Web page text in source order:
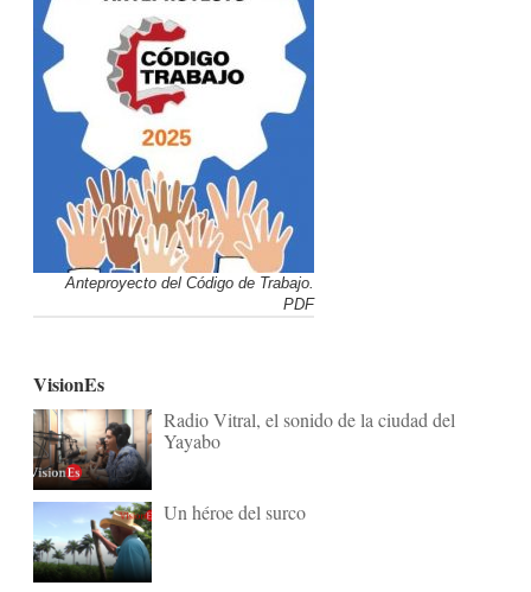
Anteproyecto del Código de Trabajo.
PDF
VisionEs
Radio Vitral, el sonido de la ciudad del
Yayabo
Un héroe del surco